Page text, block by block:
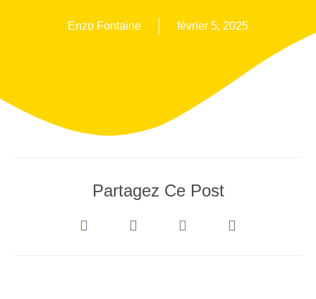
Enzo Fontaine février 5, 2025
Partagez Ce Post